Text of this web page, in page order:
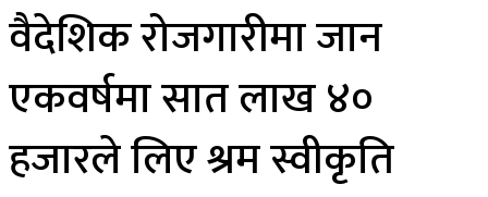
वैदेशिक रोजगारीमा जान
एकवर्षमा सात लाख ४०
हजारले लिए श्रम स्वीकृति